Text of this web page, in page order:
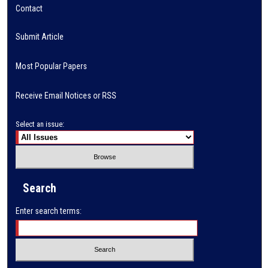
Contact
Submit Article
Most Popular Papers
Receive Email Notices or RSS
Select an issue:
Search
Enter search terms: